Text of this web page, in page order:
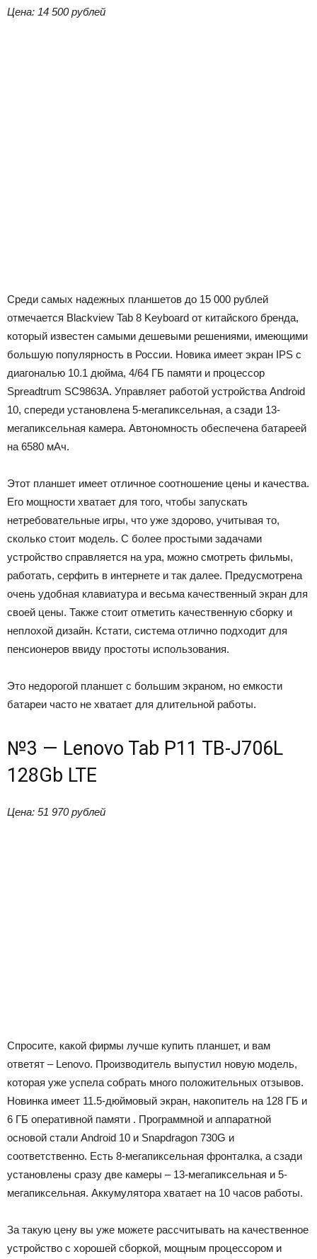
Цена: 14 500 рублей
Среди самых надежных планшетов до 15 000 рублей
отмечается Blackview Tab 8 Keyboard от китайского бренда,
который известен самыми дешевыми решениями, имеющими
большую популярность в России. Новика имеет экран IPS с
диагональю 10.1 дюйма, 4/64 ГБ памяти и процессор
Spreadtrum SC9863A. Управляет работой устройства Android
10, спереди установлена 5-мегапиксельная, а сзади 13-
мегапиксельная камера. Автономность обеспечена батареей
на 6580 мАч.
Этот планшет имеет отличное соотношение цены и качества.
Его мощности хватает для того, чтобы запускать
нетребовательные игры, что уже здорово, учитывая то,
сколько стоит модель. С более простыми задачами
устройство справляется на ура, можно смотреть фильмы,
работать, серфить в интернете и так далее. Предусмотрена
очень удобная клавиатура и весьма качественный экран для
своей цены. Также стоит отметить качественную сборку и
неплохой дизайн. Кстати, система отлично подходит для
пенсионеров ввиду простоты использования.
Это недорогой планшет с большим экраном, но емкости
батареи часто не хватает для длительной работы.
№3 — Lenovo Tab P11 TB-J706L
128Gb LTE
Цена: 51 970 рублей
Спросите, какой фирмы лучше купить планшет, и вам
ответят – Lenovo. Производитель выпустил новую модель,
которая уже успела собрать много положительных отзывов.
Новинка имеет 11.5-дюймовый экран, накопитель на 128 ГБ и
6 ГБ оперативной памяти . Программной и аппаратной
основой стали Android 10 и Snapdragon 730G и
соответственно. Есть 8-мегапиксельная фронталка, а сзади
установлены сразу две камеры – 13-мегапиксельная и 5-
мегапиксельная. Аккумулятора хватает на 10 часов работы.
За такую цену вы уже можете рассчитывать на качественное
устройство с хорошей сборкой, мощным процессором и